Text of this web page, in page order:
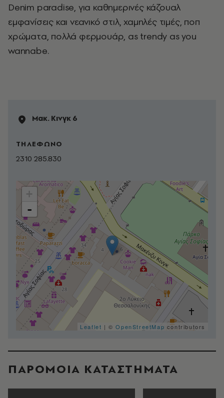
Denim paradise, για καθημερινές κάζουαλ
εμφανίσεις και νεανικό στιλ, χαμηλές τιμές, ποπ
χρώματα, πολλά φερμουάρ, as trendy as you
wannabe.
Μακ. Κινγκ 6
ΤΗΛΕΦΩΝΟ
2310 285.830
-
Leaflet | ©OpenStreetMap contributors
ΠΑΡΟΜΟΙΑ ΚΑΤΑΣΤΗΜΑΤΑ